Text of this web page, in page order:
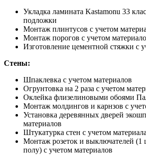
Укладка ламината Kastamonu 33
подложки
Монтаж плинтусов с учетом
Монтаж порогов с учетом
Изготовление цементной стяжки с
Стены:
Шпаклевка с учетом материалов
Огрунтовка на 2 раза с учетом
Оклейка флизелиновыми обоями
Монтаж молдингов и карнзов с
Установка деревянных дверей
материалов
Штукатурка стен с учетом материала
Монтаж розеток и выключателей (1
полу) с учетом материалов